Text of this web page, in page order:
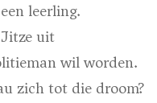
leerling.
Jitze uit
wil worden.
zich tot die droom?